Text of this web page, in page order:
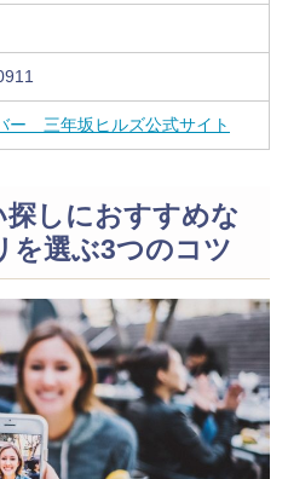
ー 三年坂ヒルズ公式サイト
しにおすすめな
を選ぶ3つのコツ